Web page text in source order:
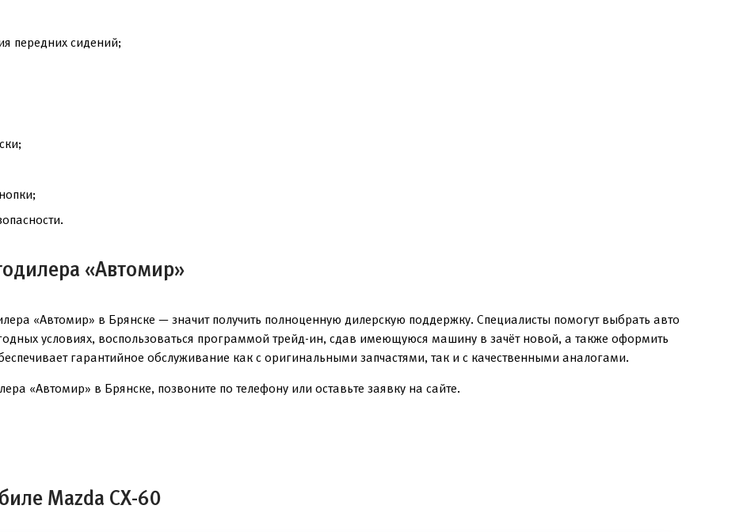
передних сидений;
«Автомир»
«Автомир» в Брянске — значит получить полноценную дилерскую поддержку. Специалисты помогут выбрать авто
условиях, воспользоваться программой трейд-ин, сдав имеющуюся машину в зачёт новой, а также оформить
гарантийное обслуживание как с оригинальными запчастями, так и с качественными аналогами.
«Автомир» в Брянске, позвоните по телефону или оставьте заявку на сайте.
Mazda CX-60